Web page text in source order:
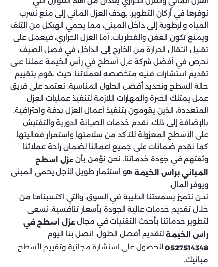
نوفرها في أركان التطوير. يهدف العزل المائي إلى منع تسرب
المياه والرطوبة إلى داخل المبنى، مما يحمي الهيكل من التلف
ويمنع تكون العفن والفطريات. أما العزل الحراري، فيعمل على
تقليل انتقال الحرارة من الخارج إلى الداخل في فصل الصيف.
نحرص في أفضل شركة عزل أسطح في رأس الخيمة عملنا على
تقديم استشارات فنية متخصصة لعملائنا، حيث نقوم بتقييم
حالة السطح وتحديد أفضل الحلول المناسبة. نعتمد على فريق
عمل يمتلك الخبرة والمهارات اللازمة لتنفيذ عمليات العزل
المتعددة، الذين يقومون بتنفيذ أعمال العزل بدقة واحترافية.
بالإضافة إلى ذلك، نقدم خدمات الصيانة الدورية والتفتيش
على الأسطح المعزولة للتأكد من سلامتها واستمرار فعاليتها.
كما نقدم ضمانات على جميع أعمالنا لضمان راحة عملائنا
وثقتهم في جودة خدماتنا. نحن نؤمن بأن عزل اسطح
المباني براس الخيمة هو استثمار طويل الأجل يحمي المبنى
ويوفر المال.
نحن نتميز بسمعتنا الطيبة في السوق، والتي اكتسبناها من
خلال تقديم خدمات عالية الجودة بأسعار تنافسية. نسعى
لتطوير خدماتنا بأحدث التقنيات في مجال عزل اسطح في
راس الخيمة لتقديم أفضل الحلول. اتصل بنا اليوم
0527514348 للحصول على استشارة مجانية وتقييم لأسطح
مبانيك.